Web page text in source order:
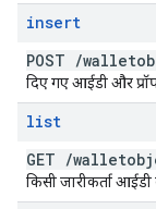
insert
POST /
दिए गए आईडी और
list
GET /
किसी जारीकर्ता